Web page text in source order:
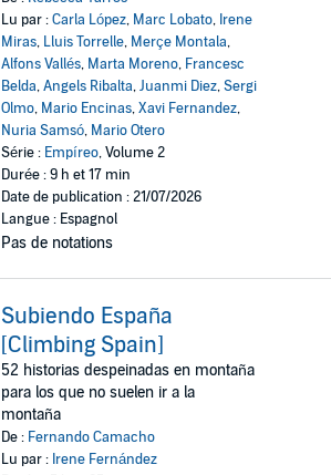
Lu par :Carla López, Marc Lobato, Irene
Miras, Lluis Torrelle, Merçe Montala,
Alfons Vallés, Marta Moreno, Francesc
Belda,Angels Ribalta,Juanmi Diez,Sergi
Olmo, Mario Encinas,Xavi Fernandez,
Nuria Samsó, Mario Otero
Série : Empíreo, Volume 2
Durée : 9 h et 17 min
Date de publication : 21/07/2026
Langue : Espagnol
Pas de notations
Subiendo España
[Climbing Spain]
52 historias despeinadas en montaña
para los que no suelen ir a la
montaña
De : Fernando Camacho
Lu par : Irene Fernández